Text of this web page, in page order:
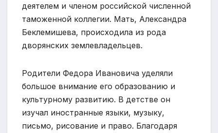
деятелем и членом российской численной
таможенной коллегии. Мать, Александра
Беклемишева, происходила из рода
дворянских землевладельцев.
Родители Федора Ивановича уделяли
большое внимание его образованию и
культурному развитию. В детстве он
изучал иностранные языки, музыку,
письмо, рисование и право. Благодаря